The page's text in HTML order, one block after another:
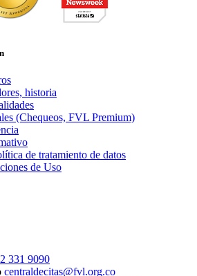
historia
(Chequeos, FVL Premium)
de tratamiento de datos
de Uso
331 9090
centraldecitas@fvl.org.co